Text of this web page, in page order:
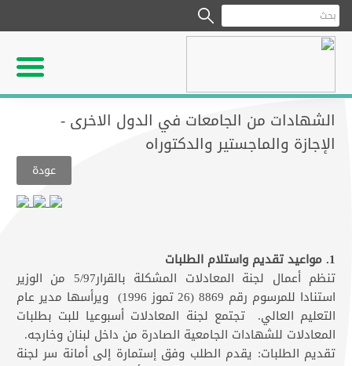
الشهادات من الجامعات في الدول الاخرى -
الإجازة والماجستير والدكتوراه​
عودة
تنظم أعمال لجنة المعادلات المشكلة بالقرار5/97 من الوزير
استنادا للمرسوم رقم 8869 (26 تموز 1996) ويرأسها مدير عام
التعليم العالي. تجتمع لجنة المعادلات أسبوعيا للبت بطلبات
المعادلات للشهادات الجامعية الصادرة من داخل لبنان وخارجه.
تقديم الطلبات: يقدم الطلب وفق إستمارة إلى أمانة سر لجنة